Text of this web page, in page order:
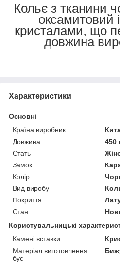
Кольє з тканини
оксамитовий
кристалами, що
довжина
Характеристики
Основні
Країна виробник
Довжина
450
Стать
Замок
Колір
Вид виробу
Покриття
Стан
Користувальницькі
Камені вставки
Матеріал виготовлення
бус